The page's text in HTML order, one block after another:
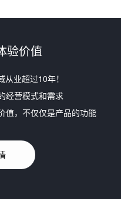
验价值
业超过10年！
经营模式和需求
值，不仅仅是产品的功能